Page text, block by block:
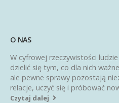
O NAS
W cyfrowej rzeczywistości
dzielić się tym, co dla nich
ale pewne sprawy pozostają
relacje, uczyć się i próbować
Czytaj dalej